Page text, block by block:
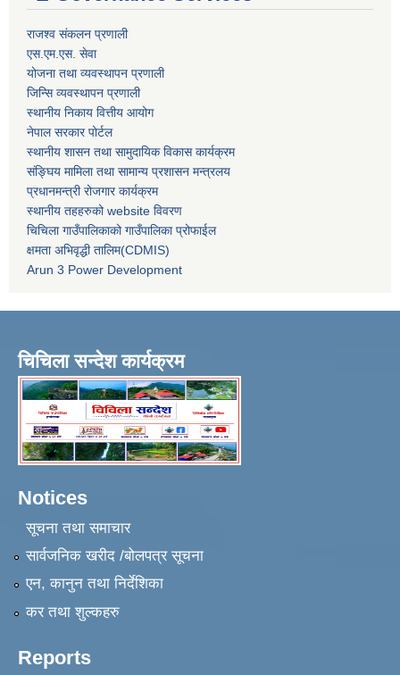
राजश्व संकलन प्रणाली
एस.एम.एस. सेवा
योजना तथा व्यवस्थापन प्रणाली
जिन्सि व्यवस्थापन प्रणाली
स्थानीय निकाय वित्तीय आयोग
नेपाल सरकार पोर्टल
स्थानीय शासन तथा सामुदायिक विकास कार्यक्रम
संङ्घिय मामिला तथा सामान्य प्रशासन मन्त्रलय
प्रधानमन्त्री रोजगार कार्यक्रम
स्थानीय तहहरुको website विवरण
चिचिला गाउँपालिकाको गाउँपालिका प्रोफाईल
क्षमता अभिवृद्धी तालिम(CDMIS)
Arun 3 Power Development
चिचिला सन्देश कार्यक्रम
Notices
सूचना तथा समाचार
सार्वजनिक खरीद /बोलपत्र सूचना
एन, कानुन तथा निर्देशिका
कर तथा शुल्कहरु
Reports